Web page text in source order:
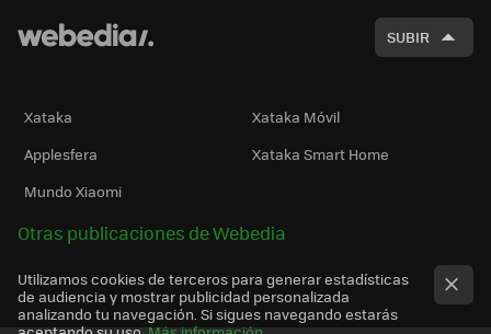
SUBIR
Xataka
Xataka Móvil
Applesfera
Xataka Smart Home
Mundo Xiaomi
Otras publicaciones de Webedia
Utilizamos cookies de terceros para generar estadísticas
de audiencia y mostrar publicidad personalizada
analizando tu navegación. Si sigues navegando estarás